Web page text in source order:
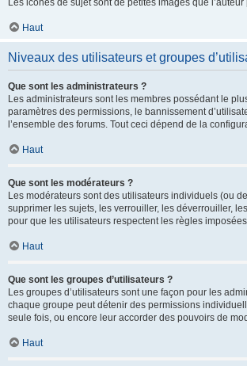
Les icônes de sujet sont de petites images que
Haut
Niveaux des utilisateurs et groupes
Que sont les administrateurs ?
Les administrateurs sont les membres possédant le
paramètres des permissions, le bannissement
l’ensemble des forums. Tout ceci dépend de la
Haut
Que sont les modérateurs ?
Les modérateurs sont des utilisateurs individuels (ou
supprimer les sujets, les verrouiller, les déverrouiller,
pour que les utilisateurs respectent les règles
Haut
Que sont les groupes d’utilisateurs ?
Les groupes d’utilisateurs sont une façon pour les
chaque groupe peut détenir des permissions
seule fois, ou encore leur accorder des pouvoirs de
Haut